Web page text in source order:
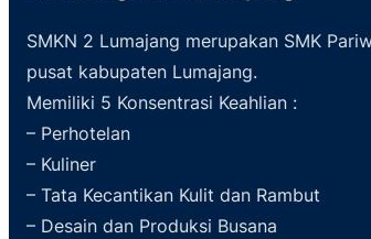
SMKN 2 Lumajang merupakan SMK
pusat kabupaten Lumajang.
Memiliki 5 Konsentrasi Keahlian :
– Perhotelan
– Kuliner
– Tata Kecantikan Kulit dan Rambut
– Desain dan Produksi Busana